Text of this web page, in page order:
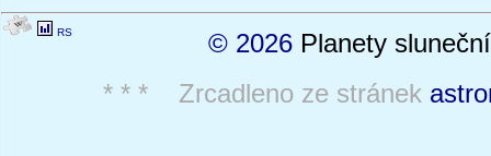
RS © 2026 Planety
* * * Zrcadleno ze stránek